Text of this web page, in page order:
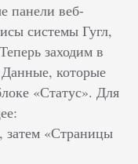
панели веб-
системы Гугл,
заходим в
которые
«Статус». Для
затем «Страницы